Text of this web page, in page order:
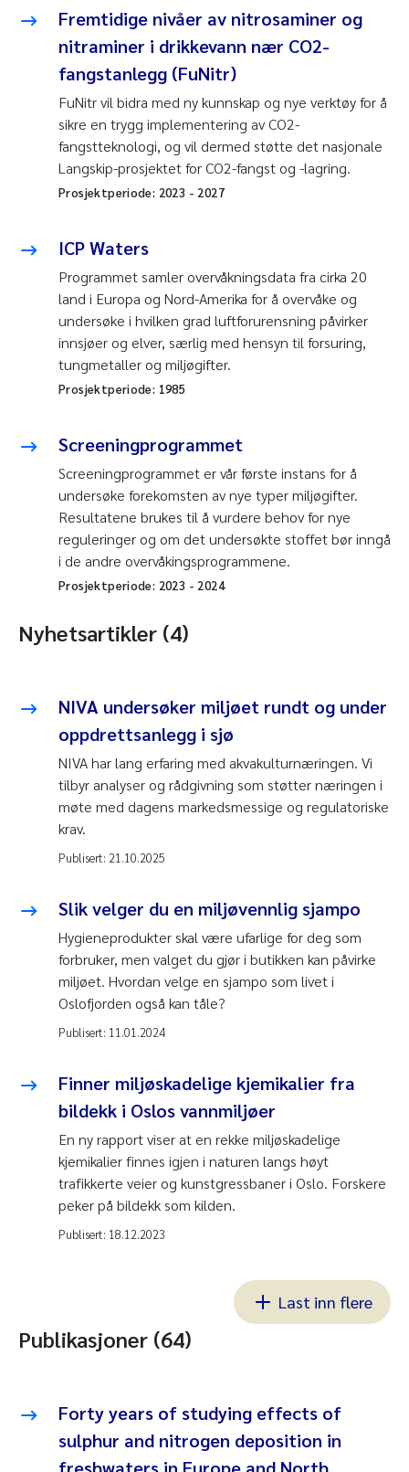
Fremtidige nivåer av nitrosaminer og
nitraminer i drikkevann nær CO2-
fangstanlegg (FuNitr)
FuNitr vil bidra med ny kunnskap og nye verktøy for å
sikre en trygg implementering av CO2-
fangstteknologi, og vil dermed støtte det nasjonale
Langskip-prosjektet for CO2-fangst og -lagring.
Prosjektperiode: 2023 - 2027
ICP Waters
Programmet samler overvåkningsdata fra cirka 20
land i Europa og Nord-Amerika for å overvåke og
undersøke i hvilken grad luftforurensning påvirker
innsjøer og elver, særlig med hensyn til forsuring,
tungmetaller og miljøgifter.
Prosjektperiode: 1985
Screeningprogrammet
Screeningprogrammet er vår første instans for å
undersøke forekomsten av nye typer miljøgifter.
Resultatene brukes til å vurdere behov for nye
reguleringer og om det undersøkte stoffet bør inngå
i de andre overvåkingsprogrammene.
Prosjektperiode: 2023 - 2024
Nyhetsartikler (4)
NIVA undersøker miljøet rundt og under
oppdrettsanlegg i sjø
NIVA har lang erfaring med akvakulturnæringen. Vi
tilbyr analyser og rådgivning som støtter næringen i
møte med dagens markedsmessige og regulatoriske
krav.
Publisert: 21.10.2025
Slik velger du en miljøvennlig sjampo
Hygieneprodukter skal være ufarlige for deg som
forbruker, men valget du gjør i butikken kan påvirke
miljøet. Hvordan velge en sjampo som livet i
Oslofjorden også kan tåle?
Publisert: 11.01.2024
Finner miljøskadelige kjemikalier fra
bildekk i Oslos vannmiljøer
En ny rapport viser at en rekke miljøskadelige
kjemikalier finnes igjen i naturen langs høyt
trafikkerte veier og kunstgressbaner i Oslo. Forskere
peker på bildekk som kilden.
Publisert: 18.12.2023
Last inn flere
Publikasjoner (64)
Forty years of studying effects of
sulphur and nitrogen deposition in
freshwaters in Europe and North